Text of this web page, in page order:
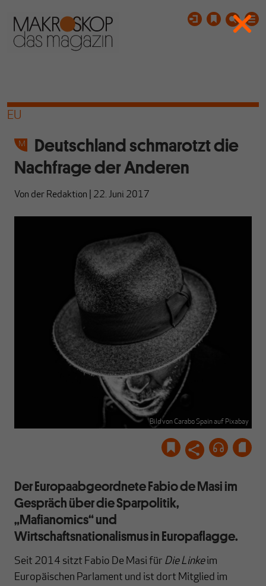
EU
Deutschland schmarotzt die
Nachfrage der Anderen
Von der Redaktion 22. Juni 2017
Bild von Carabo Spain auf Pixabay
Der Europaabgeordnete Fabio de Masi im
Gespräch über die Sparpolitik,
„Mafianomics“ und
Wirtschaftsnationalismus in Europaflagge.
Seit 2014 sitzt Fabio De Masi für Die Linkeim
Europäischen Parlament und ist dort Mitglied im